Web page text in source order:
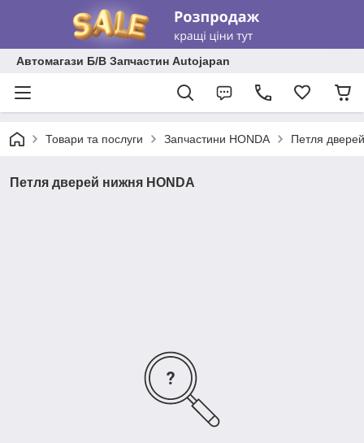
Автомагази Б/В Запчастин Autojapan
Товари та послуги Запчастини HONDA Петля
Петля дверей нижня HONDA